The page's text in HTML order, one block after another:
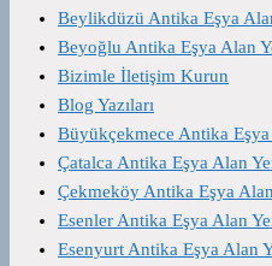
Beylikdüzü Antika Eşya
Beyoğlu Antika Eşya Alan
Bizimle İletişim Kurun
Blog Yazıları
Büyükçekmece Antika
Çatalca Antika Eşya Alan
Çekmeköy Antika Eşya
Esenler Antika Eşya Alan
Esenyurt Antika Eşya Alan